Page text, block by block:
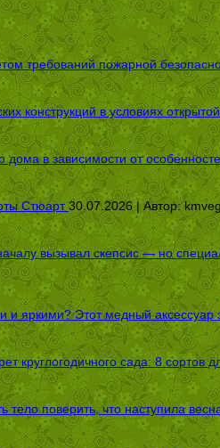
требований пожарной
конструкций в условиях
дома в зависимости от
Стюарт 30.07.2026 | Автор:kmveg
вызывал скепсис — но
и яркими? Этот медный
круглогодичного сада: 8 сортов
тело поверить, что наступила